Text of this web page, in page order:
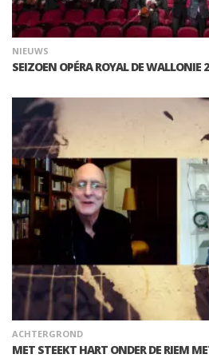
NIEUWS
SEIZOEN OPÉRA ROYAL DE WALLONIE
ACHTERGROND
MET STEEKT HART ONDER DE RIEM